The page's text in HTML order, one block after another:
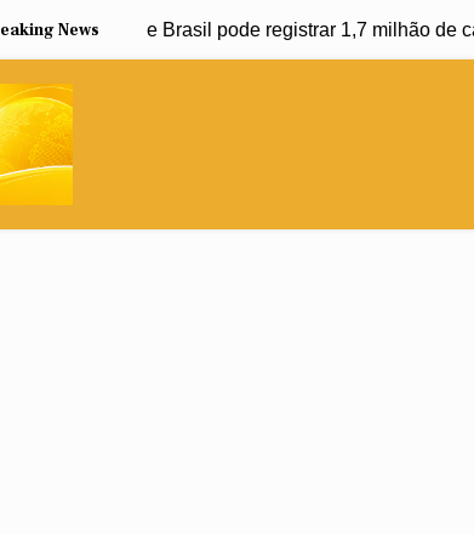
News
dengue e Brasil pode registrar 1,7 milhão de